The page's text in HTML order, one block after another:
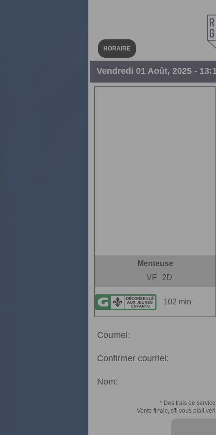
HORAIRE
Vendredi 01 Août, 2025 -
Menteuse
VF
2D
102 min
Courriel:
Confirmer courriel:
Nom:
* Des frais de
Vente finale, s'il vous plait